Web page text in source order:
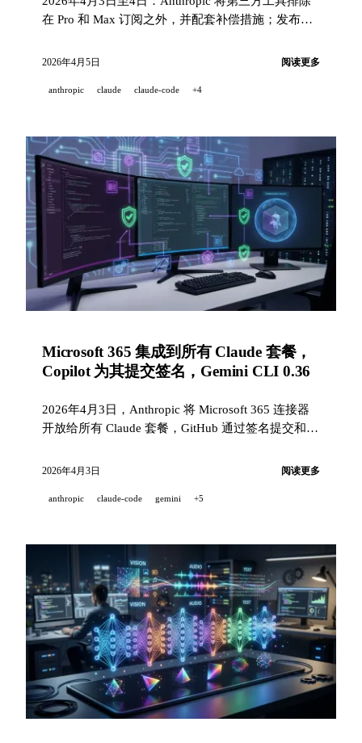
在 Pro 和 Max 订阅之外，并配套补偿措施；发布带
v2.1.92。Google 在 API 中推出 Veo 3.1 Lite，在
Workspace。
2026年4月5日 阅读更多
anthropic claude claude-code +4
Microsoft 365 集成到所有 Claude 套餐，
Copilot 为其提交签名，Gemini CLI 0.36
2026年4月3日，Anthropic 将 Microsoft 365 连接器
开放给所有 Claude 套餐，GitHub 通过签名提交和组
CLI 升级到 0.36.0 并支持原生沙箱。
2026年4月3日 阅读更多
anthropic claude-code gemini +5